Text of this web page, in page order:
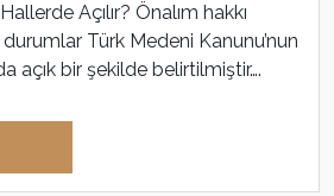
Açılır? Önalım hakkı
Türk Medeni Kanunu’nun
açık bir şekilde belirtilmiştir….